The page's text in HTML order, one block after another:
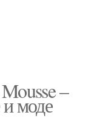
–
моде